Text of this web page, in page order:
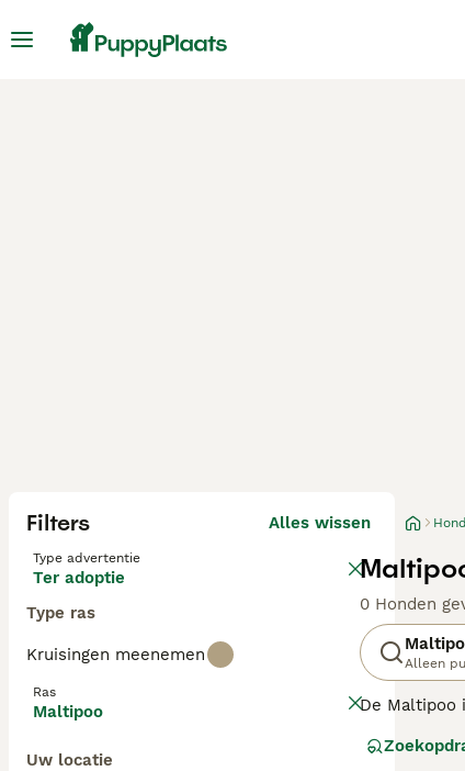
Filters Alles wissen
Type advertentie
Ter adoptie
Type ras
Kruisingen meenemen
Ras
Maltipoo
Uw locatie
0 Honden
Alleen
De Maltipoo
hele